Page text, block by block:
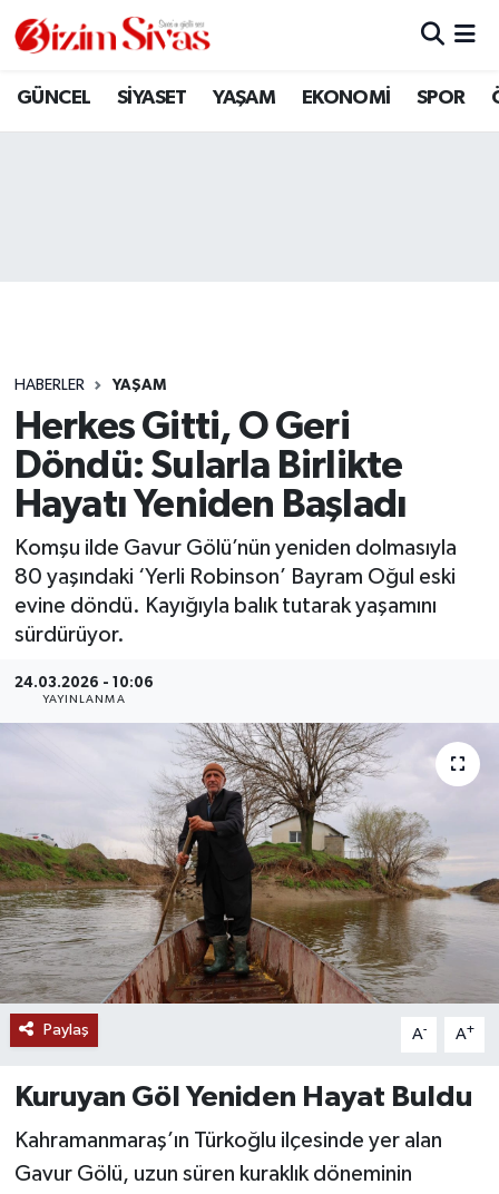
GÜNCEL SİYASET YAŞAM EKONOMİ SPOR
HABERLER YAŞAM
Herkes Gitti, O Geri
Döndü: Sularla Birlikte
Hayatı Yeniden Başladı
Komşu ilde Gavur Gölü’nün yeniden dolmasıyla
80 yaşındaki ‘Yerli Robinson’ Bayram Oğul eski
evine döndü. Kayığıyla balık tutarak yaşamını
sürdürüyor.
24.03.2026 - 10:06
YAYINLANMA
Paylaş A- A+
Kuruyan Göl Yeniden Hayat Buldu
Kahramanmaraş’ın Türkoğlu ilçesinde yer alan
Gavur Gölü, uzun süren kuraklık döneminin
ARAMIZDAN AYRILANLAR
GÜNCEL
KÜLTÜR
MAGAZİN
ÖZEL HABER
RESMİ İLANLAR
SAĞLIK
SOSYAL YARDIMLAR
SPONSORLU YAZI
SPOR
TEKNOLOJİ
YAŞAM
Sivas Nöbetçi Eczaneler
Son Dakika Haberleri
Haber Arşivi